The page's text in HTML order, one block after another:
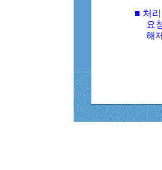
■ 처
요
해